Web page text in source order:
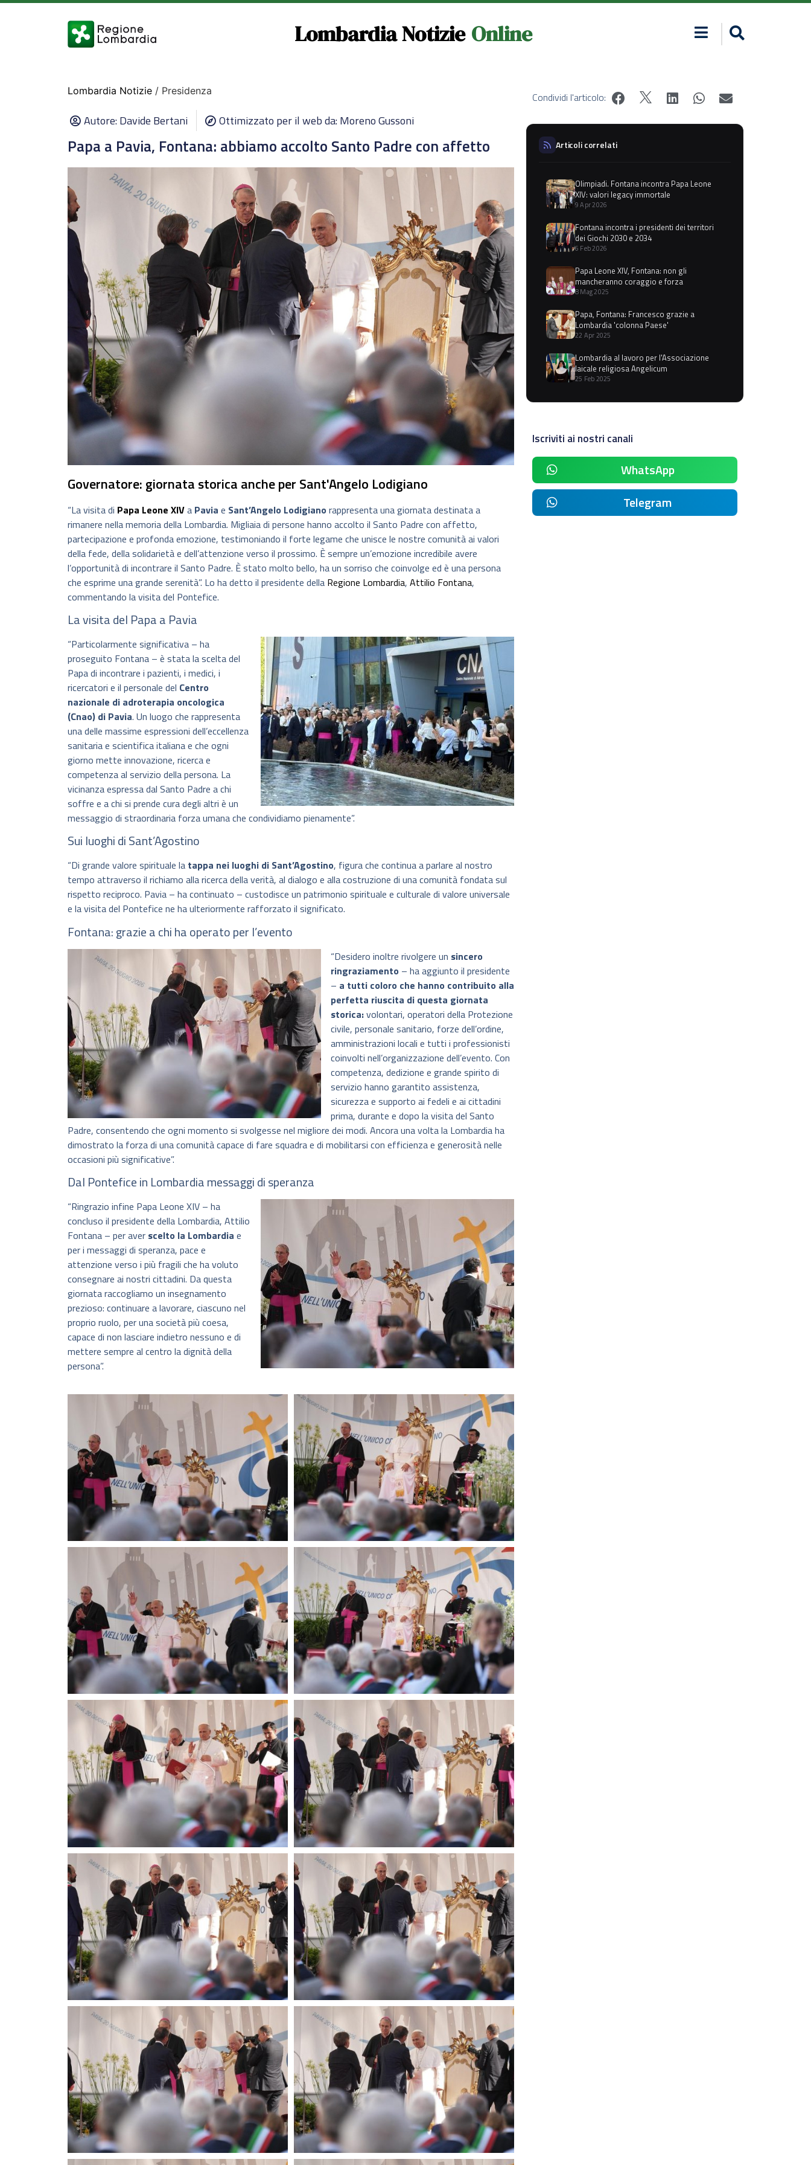
Lombardia Notizie Online
Lombardia Notizie / Presidenza
Autore:Davide Bertani Ottimizzato per il web da: Moreno Gussoni
Papa a Pavia, Fontana: abbiamo accolto Santo Padre con affetto
Governatore: giornata storica anche per Sant'Angelo Lodigiano
“La visita di Papa Leone XIVa Pavia e Sant’Angelo Lodigiano rappresenta una giornata destinata a
rimanere nella memoria della Lombardia. Migliaia di persone hanno accolto il Santo Padre con affetto,
partecipazione e profonda emozione, testimoniando il forte legame che unisce le nostre comunità ai valori
della fede, della solidarietà e dell’attenzione verso il prossimo. È sempre un’emozione incredibile avere
l’opportunità di incontrare il Santo Padre. È stato molto bello, ha un sorriso che coinvolge ed è una persona
che esprime una grande serenità”. Lo ha detto il presidente della Regione Lombardia, Attilio Fontana,
commentando la visita del Pontefice.
La visita del Papa a Pavia
“Particolarmente significativa – ha
proseguito Fontana – è stata la scelta del
Papa di incontrare i pazienti, i medici, i
ricercatori e il personale del Centro
nazionale di adroterapia oncologica
(Cnao) di Pavia. Un luogo che rappresenta
una delle massime espressioni dell’eccellenza
sanitaria e scientifica italiana e che ogni
giorno mette innovazione, ricerca e
competenza al servizio della persona. La
vicinanza espressa dal Santo Padre a chi
soffre e a chi si prende cura degli altri è un
messaggio di straordinaria forza umana che condividiamo pienamente”.
Sui luoghi di Sant’Agostino
“Di grande valore spirituale la tappa nei luoghi di Sant’Agostino, figura che continua a parlare al nostro
tempo attraverso il richiamo alla ricerca della verità, al dialogo e alla costruzione di una comunità fondata sul
rispetto reciproco. Pavia – ha continuato – custodisce un patrimonio spirituale e culturale di valore universale
e la visita del Pontefice ne ha ulteriormente rafforzato il significato.
Fontana: grazie a chi ha operato per l’evento
“Desidero inoltre rivolgere un sincero
ringraziamento – ha aggiunto il presidente
– a tutti coloro che hanno contribuito alla
perfetta riuscita di questa giornata
storica:volontari, operatori della Protezione
civile, personale sanitario, forze dell’ordine,
amministrazioni locali e tutti i professionisti
coinvolti nell’organizzazione dell’evento. Con
competenza, dedizione e grande spirito di
servizio hanno garantito assistenza,
sicurezza e supporto ai fedeli e ai cittadini
prima, durante e dopo la visita del Santo
Padre, consentendo che ogni momento si svolgesse nel migliore dei modi. Ancora una volta la Lombardia ha
dimostrato la forza di una comunità capace di fare squadra e di mobilitarsi con efficienza e generosità nelle
occasioni più significative”.
Dal Pontefice in Lombardia messaggi di speranza
“Ringrazio infine Papa Leone XIV – ha
concluso il presidente della Lombardia, Attilio
Fontana – per aver scelto la Lombardia e
per i messaggi di speranza, pace e
attenzione verso i più fragili che ha voluto
consegnare ai nostri cittadini. Da questa
giornata raccogliamo un insegnamento
prezioso: continuare a lavorare, ciascuno nel
proprio ruolo, per una società più coesa,
capace di non lasciare indietro nessuno e di
mettere sempre al centro la dignità della
persona”.
Condividi l'articolo:
Articoli correlati
Olimpiadi. Fontana incontra Papa Leone
XIV: valori legacy immortale
9 Apr 2026
Fontana incontra i presidenti dei territori
dei Giochi 2030 e 2034
6 Feb 2026
Papa Leone XIV, Fontana: non gli
mancheranno coraggio e forza
8 Mag 2025
Papa, Fontana: Francesco grazie a
Lombardia 'colonna Paese'
22 Apr 2025
Lombardia al lavoro per l'Associazione
laicale religiosa Angelicum
25 Feb 2025
Iscriviti ai nostri canali
WhatsApp
Telegram